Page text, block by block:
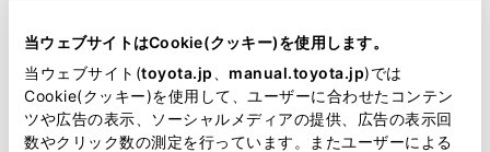
当ウェブサイトはCookie(クッキー)を使用します。
当ウェブサイト(toyota.jp manual.toyota.jp)では
Cookie(クッキー)を使用して、ユーザーに合わせたコンテン
ツや広告の表示、ソーシャルメディアの提供、広告の表示回
数やクリック数の測定を行っています。またユーザーによる
車両価格
379.5万円 諸費用 8.3万円
※ 価格は展示店にて8月登録の場合 ※ 消費税10％込み
月々定額プラン
頭金・ボーナス払い0円 月々77,400円